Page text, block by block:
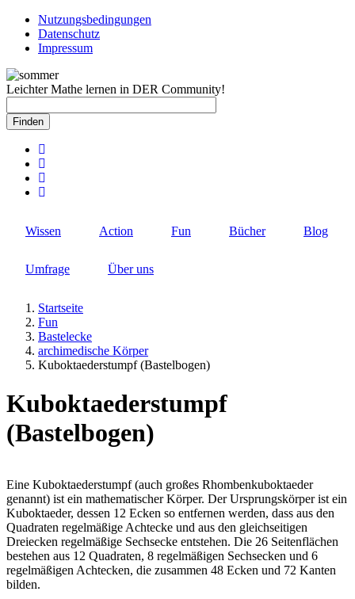
Direkt
zum
Inhalt
Rechtlicher
Schnellzugriff
Nutzungsbedingungen
Datenschutz
Impressum
Leichter Mathe lernen in DER Community!
Wissen Action Fun Bücher Blog
Umfrage Über uns
Pfadnavigation
Startseite
Fun
Bastelecke
archimedische Körper
Kuboktaederstumpf (Bastelbogen)
Kuboktaederstumpf
(Bastelbogen)
Eine Kuboktaederstumpf (auch großes Rhombenkuboktaeder
genannt) ist ein mathematischer Körper. Der Ursprungskörper ist ein
Kuboktaeder, dessen 12 Ecken so entfernen werden, dass aus den
Quadraten regelmäßige Achtecke und aus den gleichseitigen
Dreiecken regelmäßige Sechsecke entstehen. Die 26 Seitenflächen
bestehen aus 12 Quadraten, 8 regelmäßigen Sechsecken und 6
regelmäßigen Achtecken, die zusammen 48 Ecken und 72 Kanten
bilden.